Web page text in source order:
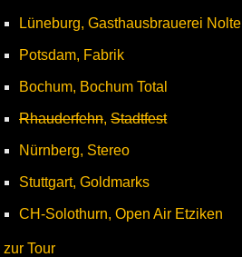
Lüneburg, Gasthausbrauerei Nolte
Potsdam, Fabrik
Bochum, Bochum Total
Rhauderfehn, Stadtfest
Nürnberg, Stereo
Stuttgart, Goldmarks
CH-Solothurn, Open Air Etziken
zur Tour